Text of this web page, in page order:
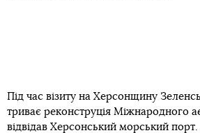
Під час візиту на Херсонщину
триває реконструція Міжнародного
відвідав Херсонський морський порт.